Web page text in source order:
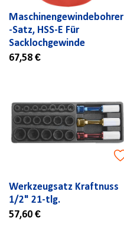
Maschinengewindebohrer
-Satz, HSS-E Für
Sacklochgewinde
67,58 €
Werkzeugsatz Kraftnuss
1/2" 21-tlg.
57,60 €